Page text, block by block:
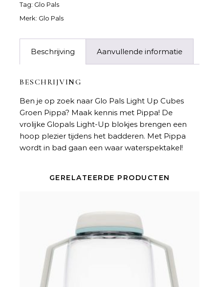
Tag: Glo Pals
Merk: Glo Pals
Beschrijving Aanvullende informatie
BESCHRIJVING
Ben je op zoek naar Glo Pals Light Up Cubes
Groen Pippa? Maak kennis met Pippa! De
vrolijke Glopals Light-Up blokjes brengen een
hoop plezier tijdens het badderen. Met Pippa
wordt in bad gaan een waar waterspektakel!
GERELATEERDE PRODUCTEN